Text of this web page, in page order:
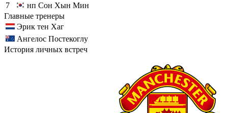
7
нп Сон Хын Мин
Главные тренеры
Эрик тен Хаг
Ангелос Постекоглу
История личных встреч